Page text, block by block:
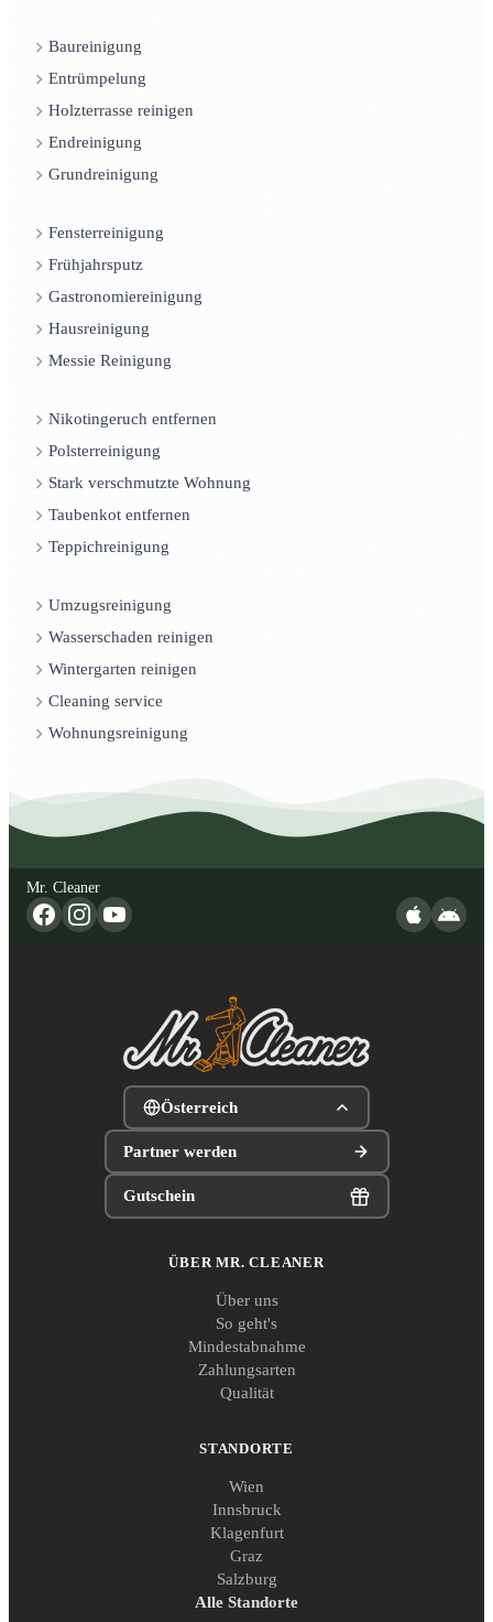
Baureinigung
Entrümpelung
Holzterrasse reinigen
Endreinigung
Grundreinigung
Fensterreinigung
Frühjahrsputz
Gastronomiereinigung
Hausreinigung
Messie Reinigung
Nikotingeruch entfernen
Polsterreinigung
Stark verschmutzte Wohnung
Taubenkot entfernen
Teppichreinigung
Umzugsreinigung
Wasserschaden reinigen
Wintergarten reinigen
Cleaning service
Wohnungsreinigung
Mr. Cleaner
Österreich
Partner werden
Gutschein
ÜBER MR. CLEANER
Über uns
So geht's
Mindestabnahme
Zahlungsarten
Qualität
STANDORTE
Wien
Innsbruck
Klagenfurt
Graz
Salzburg
Alle Standorte